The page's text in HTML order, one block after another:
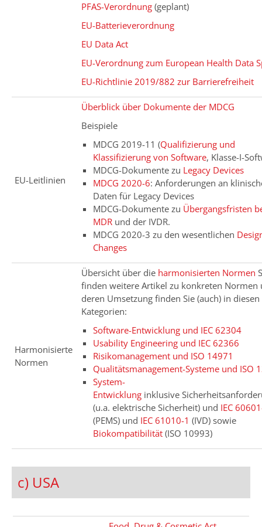
PFAS-Verordnung (geplant)
EU-Batterieverordnung
EU Data Act
EU-Verordnung zum European Health Data
EU-Richtlinie 2019/882 zur Barrierefreiheit
EU-Leitlinien
Überblick über Dokumente der MDCG
Beispiele
MDCG 2019-11 (Qualifizierung und
Klassifizierung von Software, Klasse-I-
MDCG-Dokumente zu Legacy Devices
MDCG 2020-6: Anforderungen an
Daten für Legacy Devices
MDCG-Dokumente zu Übergangsfristen
MDR und der IVDR.
MDCG 2020-3 zu den wesentlichen
Changes
Harmonisierte
Normen
Übersicht über die harmonisierten Normen
finden weitere Artikel zu konkreten Normen
deren Umsetzung finden Sie (auch) in diesen
Kategorien:
Software-Entwicklung und IEC 62304
Usability Engineering und IEC 62366
Risikomanagement und ISO 14971
Qualitätsmanagement-Systeme und ISO
System-
Entwicklung inklusive
(u.a. elektrische Sicherheit) und IEC
(PEMS) und IEC 61010-1 (IVD) sowie
Biokompatibilität (ISO 10993)
c) USA